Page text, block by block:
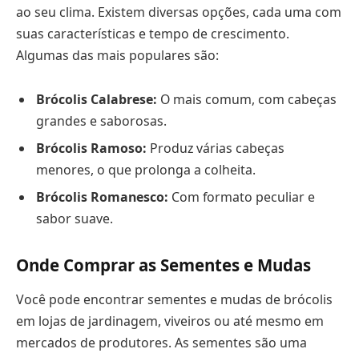
ao seu clima. Existem diversas opções, cada uma com
suas características e tempo de crescimento.
Algumas das mais populares são:
Brócolis Calabrese: O mais comum, com cabeças
grandes e saborosas.
Brócolis Ramoso: Produz várias cabeças
menores, o que prolonga a colheita.
Brócolis Romanesco: Com formato peculiar e
sabor suave.
Onde Comprar as Sementes e Mudas
Você pode encontrar sementes e mudas de brócolis
em lojas de jardinagem, viveiros ou até mesmo em
mercados de produtores. As sementes são uma